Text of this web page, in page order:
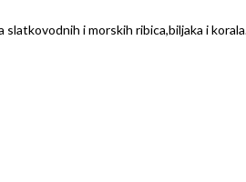
i morskih ribica,biljaka i